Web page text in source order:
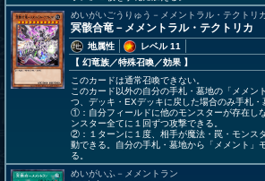
めいがいごうりゅう－メメントラル・テクトリ
冥骸合竜－メメントラル・テクトリカ
地属性
レベル 11
【 幻竜族／特殊召喚／効果 】
このカードは通常召喚できない。
このカード以外の自分の手札・墓地の「メメン
つ、デッキ・EXデッキに戻した場合のみ手札・
①：自分フィールドに他のモンスターが存在し
ンスター全てに１回ずつ攻撃できる。
②：１ターンに１度、相手が魔法・罠・モンス
動できる。自分の手札・墓地から「メメント」
る。
めいがいふ－メメントラン